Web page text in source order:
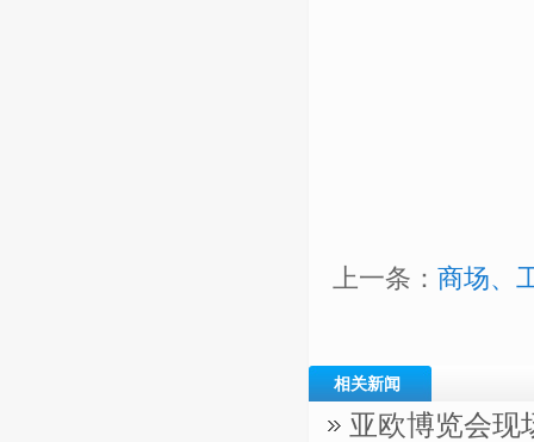
上一条： 商场、
相关新闻
亚欧博览会现